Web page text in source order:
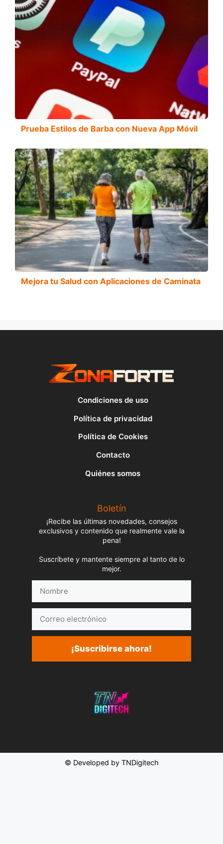
Prueba Estilos de Barba con Nueva App Móvil
Mejora tu Salud con Aplicaciones de Caminata
Condiciones de uso
Política de privacidad
Política de Cookies
Contacto
Quiénes somos
Boletín
¡Recibe las últimas novedades, consejos
exclusivos y contenido que realmente vale la
pena!
Suscríbete y mantente siempre al tanto de lo
mejor.
electrónico
¡Suscribirse ahora!